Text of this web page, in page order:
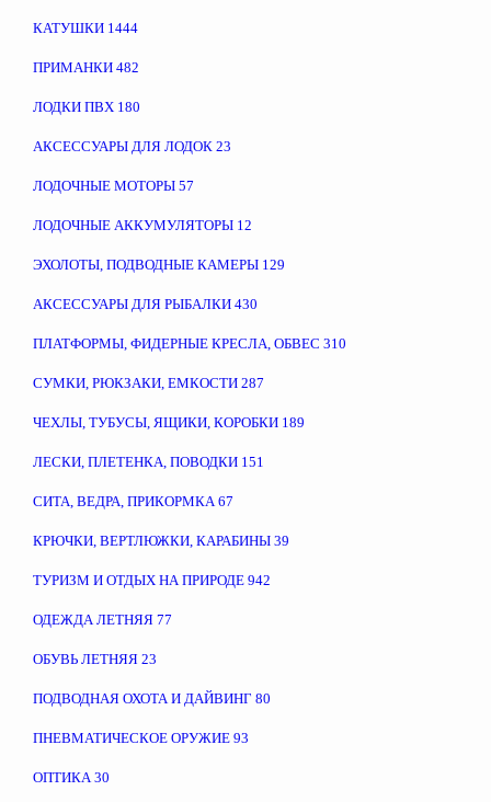
КАТУШКИ 1444
ПРИМАНКИ 482
ЛОДКИ ПВХ 180
АКСЕССУАРЫ ДЛЯ ЛОДОК 23
ЛОДОЧНЫЕ МОТОРЫ 57
ЛОДОЧНЫЕ АККУМУЛЯТОРЫ 12
ЭХОЛОТЫ, ПОДВОДНЫЕ КАМЕРЫ 129
АКСЕССУАРЫ ДЛЯ РЫБАЛКИ 430
ПЛАТФОРМЫ, ФИДЕРНЫЕ КРЕСЛА, ОБВЕС 310
СУМКИ, РЮКЗАКИ, ЕМКОСТИ 287
ЧЕХЛЫ, ТУБУСЫ, ЯЩИКИ, КОРОБКИ 189
ЛЕСКИ, ПЛЕТЕНКА, ПОВОДКИ 151
СИТА, ВЕДРА, ПРИКОРМКА67
КРЮЧКИ, ВЕРТЛЮЖКИ, КАРАБИНЫ 39
ТУРИЗМ И ОТДЫХ НА ПРИРОДЕ 942
ОДЕЖДА ЛЕТНЯЯ 77
ОБУВЬ ЛЕТНЯЯ 23
ПОДВОДНАЯ ОХОТА И ДАЙВИНГ 80
ПНЕВМАТИЧЕСКОЕ ОРУЖИЕ 93
ОПТИКА30